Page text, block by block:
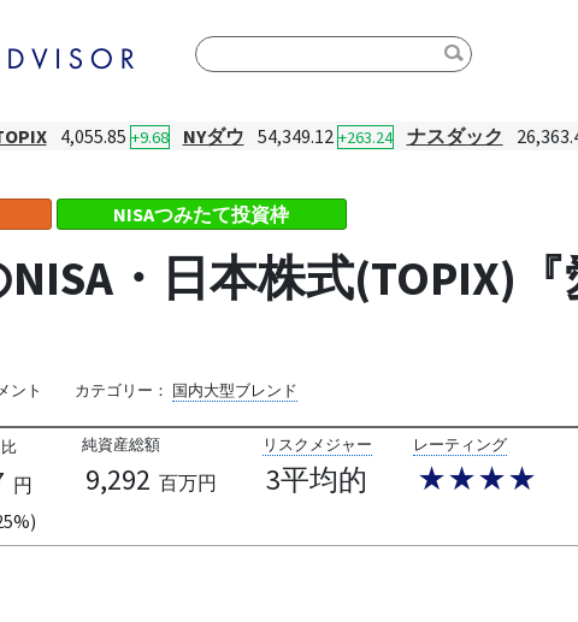
4,055.85 +9.68 NYダウ 54,349.12 +263.24 ナスダック
NISAつみたて投資枠
・日本株式(TOPIX)
ント カテゴリー： 国内大型ブレンド
円
純資産総額
9,292 百万円
リスクメジャー
3平均的
レーティング
★★★★